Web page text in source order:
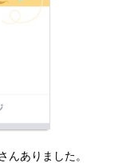
んありました。